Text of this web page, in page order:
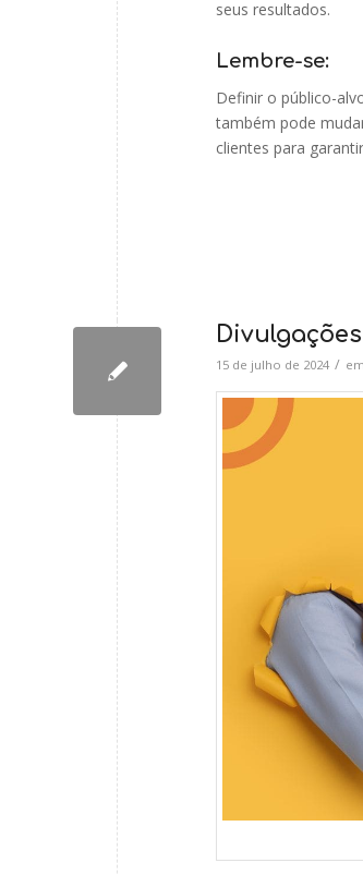
seus resultados.
Lembre-se:
Definir o público-
também pode
clientes para
15 de julho de 2024 / em